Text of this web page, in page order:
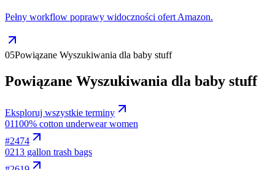
Pełny workflow poprawy widoczności ofert Amazon.
05Powiązane Wyszukiwania dla baby stuff
Powiązane Wyszukiwania dla baby stuff
Eksploruj wszystkie terminy
01100% cotton underwear women
#2474
0213 gallon trash bags